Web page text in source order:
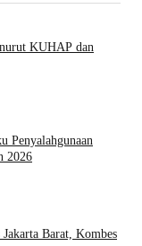
KUHAP dan
Penyalahgunaan
2026
Barat, Kombes